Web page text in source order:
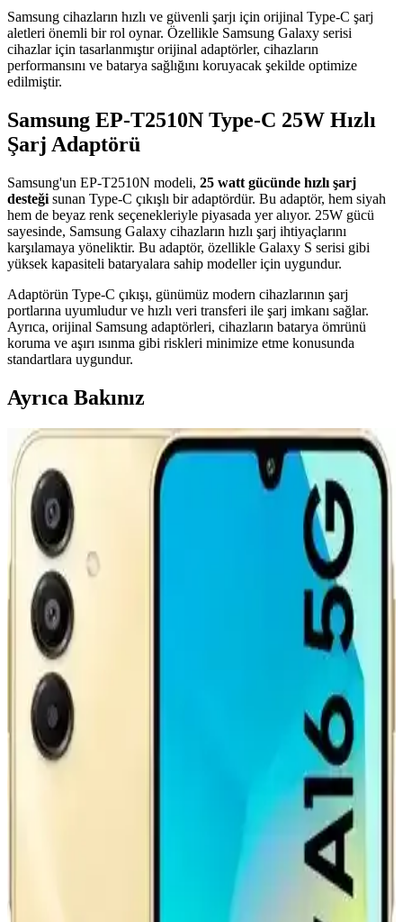
Samsung cihazların hızlı ve güvenli şarjı için orijinal Type-C şarj
aletleri önemli bir rol oynar. Özellikle Samsung Galaxy serisi
cihazlar için tasarlanmıştır orijinal adaptörler, cihazların
performansını ve batarya sağlığını koruyacak şekilde optimize
edilmiştir.
Samsung EP-T2510N Type-C 25W Hızlı
Şarj Adaptörü
Samsung'un EP-T2510N modeli, 25 watt gücünde hızlı şarj
desteği sunan Type-C çıkışlı bir adaptördür. Bu adaptör, hem siyah
hem de beyaz renk seçenekleriyle piyasada yer alıyor. 25W gücü
sayesinde, Samsung Galaxy cihazların hızlı şarj ihtiyaçlarını
karşılamaya yöneliktir. Bu adaptör, özellikle Galaxy S serisi gibi
yüksek kapasiteli bataryalara sahip modeller için uygundur.
Adaptörün Type-C çıkışı, günümüz modern cihazlarının şarj
portlarına uyumludur ve hızlı veri transferi ile şarj imkanı sağlar.
Ayrıca, orijinal Samsung adaptörleri, cihazların batarya ömrünü
koruma ve aşırı ısınma gibi riskleri minimize etme konusunda
standartlara uygundur.
Ayrıca Bakınız
CATL'nin İkinci Nesil Lityum Demir Fosfat
Bataryası ve Elektrikli Araç Teknolojisindeki
Yenilikler
CATL'nin geliştirdiği ikinci nesil LFP batarya, hızlı şarj imkanı ve
artırılmış menzil sunarak elektrikli araç teknolojisinde önemli bir
adım atıyor. Ancak altyapı ve politik engeller çözülmeli.
Teknoloji Meraklıları İçin Yenilikçi ve İşlevsel Hediye
Seçenekleri
Teknoloji meraklılarına hediye seçerken işlevsel ve yenilikçi ürünler
ön planda tutulmalı. Çoklu şarj istasyonları, taşınabilir depolama,
ergonomik aksesuarlar ve teknik tamir setleri ideal seçeneklerdir.
GM ve LG'nin Lityum Mangan Zengin
Bataryasıyla Elektrikli Araçlarda 400 Mil Menzil
Hedefi
GM ve LG iş birliğiyle geliştirilen Lityum Mangan Zengin
bataryalar, elektrikli araçlarda 400 mil menzil sunmayı amaçlıyor. Bu
teknoloji enerji yoğunluğu, şarj süresi ve maliyet açısından önemli
COSTER iPhone Adaptör 20W Hızlı Şarj Gücüyle